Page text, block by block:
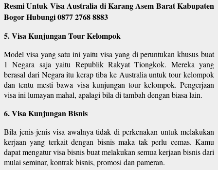
Resmi Untuk Visa Australia di Karang Asem Barat Kabupaten
Bogor Hubungi 0877 2768 8883
5. Visa Kunjungan Tour Kelompok
Model visa yang satu ini yaitu visa yang di peruntukan khusus buat
1 Negara saja yaitu Republik Rakyat Tiongkok. Mereka yang
berasal dari Negara itu kerap tiba ke Australia untuk tour kelompok
dan tentu mesti bawa visa kunjungan tour kelompok. Pengerjaan
visa ini lumayan mahal, apalagi bila di tambah dengan biasa lain.
6. Visa Kunjungan Bisnis
Bila jenis-jenis visa awalnya tidak di perkenakan untuk melakukan
kerjaan yang terkait dengan bisnis maka tak perlu cemas. Kamu
dapat mengatur visa bisnis buat melakukan semua kerjaan bisnis dari
mulai seminar, kontrak bisnis, promosi dan pameran.